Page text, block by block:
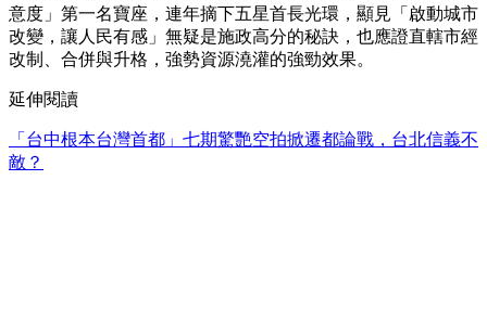
意度」第一名寶座，連年摘下五星首長光環，顯見「啟動城市
改變，讓人民有感」無疑是施政高分的秘訣，也應證直轄市經
改制、合併與升格，強勢資源澆灌的強勁效果。
延伸閱讀
「台中根本台灣首都」七期驚艷空拍掀遷都論戰，台北信義不
敵？